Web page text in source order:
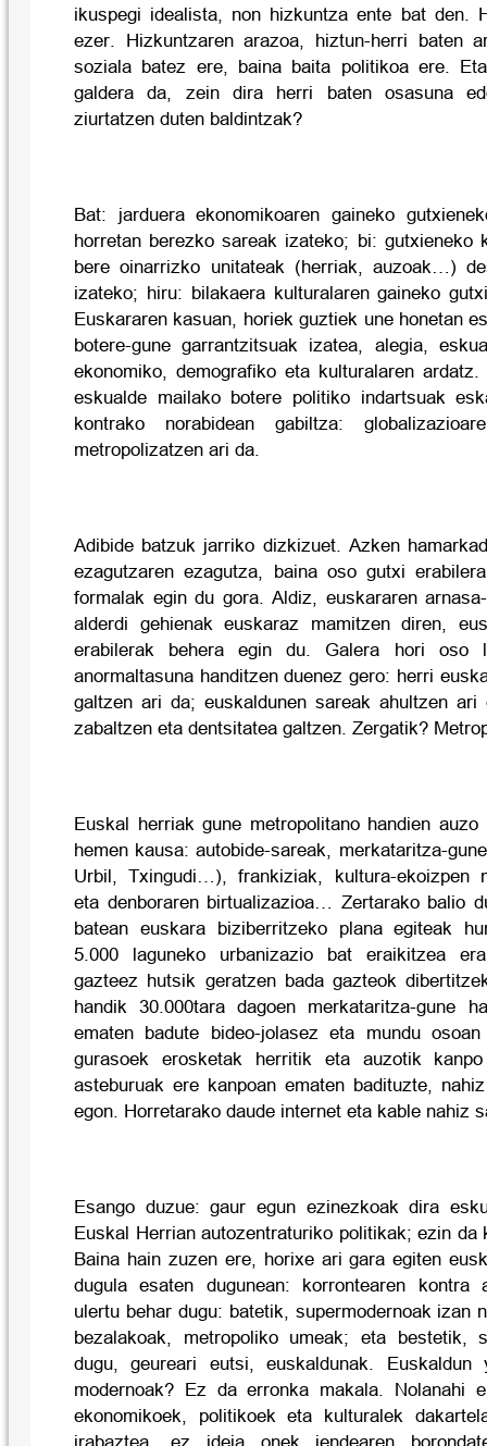
ikuspegi idealista, non hizkuntza ente bat den.
ezer. Hizkuntzaren arazoa, hiztun-herri baten
soziala batez ere, baina baita politikoa ere.
galdera da, zein dira herri baten osasuna
ziurtatzen duten baldintzak?
Bat: jarduera ekonomikoaren gaineko
horretan berezko sareak izateko; bi: gutxieneko
bere oinarrizko unitateak (herriak, auzoak…)
izateko; hiru: bilakaera kulturalaren gaineko
Euskararen kasuan, horiek guztiek une honetan
botere-gune garrantzitsuak izatea, alegia,
ekonomiko, demografiko eta kulturalaren
eskualde mailako botere politiko indartsuak
kontrako norabidean gabiltza:
metropolizatzen ari da.
Adibide batzuk jarriko dizkizuet. Azken
ezagutzaren ezagutza, baina oso gutxi
formalak egin du gora. Aldiz, euskararen
alderdi gehienak euskaraz mamitzen diren,
erabilerak behera egin du. Galera hori oso
anormaltasuna handitzen duenez gero: herri
galtzen ari da; euskaldunen sareak ahultzen ari
zabaltzen eta dentsitatea galtzen. Zergatik?
Euskal herriak gune metropolitano handien
hemen kausa: autobide-sareak, merkataritza-
Urbil, Txingudi…), frankiziak, kultura-ekoizpen
eta denboraren birtualizazioa… Zertarako balio
batean euskara biziberritzeko plana egiteak
5.000 laguneko urbanizazio bat eraikitzea
gazteez hutsik geratzen bada gazteok
handik 30.000tara dagoen merkataritza-gune
ematen badute bideo-jolasez eta mundu
gurasoek erosketak herritik eta auzotik
asteburuak ere kanpoan ematen badituzte,
egon. Horretarako daude internet eta kable nahiz
Esango duzue: gaur egun ezinezkoak dira
Euskal Herrian autozentraturiko politikak; ezin da
Baina hain zuzen ere, horixe ari gara egiten
dugula esaten dugunean: korrontearen kontra
ulertu behar dugu: batetik, supermodernoak izan
bezalakoak, metropoliko umeak; eta bestetik,
dugu, geureari eutsi, euskaldunak. Euskaldun
modernoak? Ez da erronka makala. Nolanahi
ekonomikoek, politikoek eta kulturalek